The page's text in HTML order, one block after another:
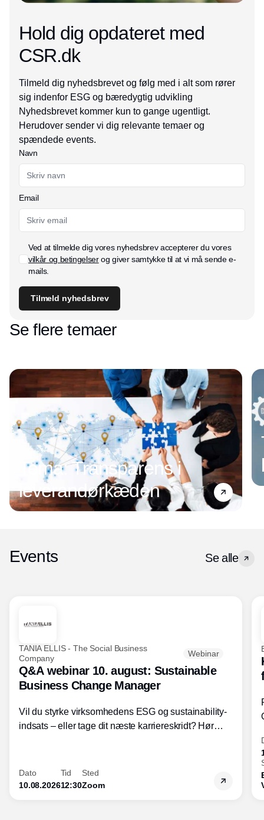
Hold dig opdateret med
CSR.dk
Tilmeld dig nyhedsbrevet og følg med i alt som rører
sig indenfor ESG og bæredygtig udvikling
Nyhedsbrevet kommer kun to gange ugentligt.
Herudover sender vi dig relevante temaer og
spændede events.
Navn
Email
Ved at tilmelde dig vores nyhedsbrev accepterer du vores
vilkår og betingelserog giver samtykke til at vi må sende e-
mails.
Tilmeld nyhedsbrev
Se flere temaer
Tema: Transparens i
leverandørkæden
Events Se alle
TANIA ELLIS - The Social Business
Company
Webinar
Q&A webinar 10. august: Sustainable
Business Change Manager
Vil du styrke virksomhedens ESG og sustainability-
indsats – eller tage dit næste karriereskridt? Hør
inden for bæredygtig forretningsudvikling - så du
skaber værdi for både samfund og bundlinje.
Dato
10.08.2026
Tid
12:30
Sted
Zoom